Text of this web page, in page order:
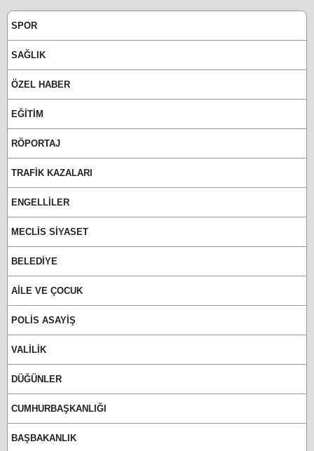
SPOR
SAĞLIK
ÖZEL HABER
EĞİTİM
RÖPORTAJ
TRAFİK KAZALARI
ENGELLİLER
MECLİS SİYASET
BELEDİYE
AİLE VE ÇOCUK
POLİS ASAYİŞ
VALİLİK
DÜĞÜNLER
CUMHURBAŞKANLIĞI
BAŞBAKANLIK